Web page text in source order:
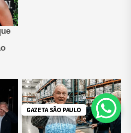
GAZETA SÃO PAULO